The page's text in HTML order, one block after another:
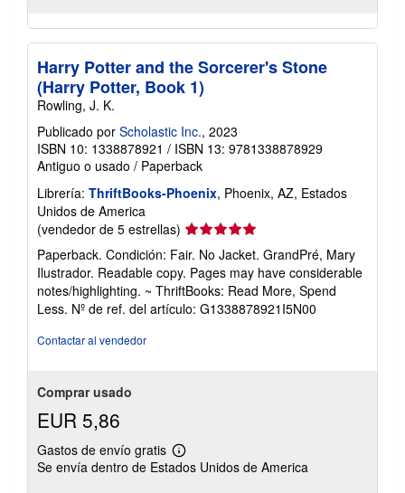
Harry Potter and the Sorcerer's Stone
(Harry Potter, Book 1)
Rowling, J. K.
Publicado por Scholastic Inc., 2023
ISBN 10: 1338878921 / ISBN 13: 9781338878929
Antiguo o usado / Paperback
Librería: ThriftBooks-Phoenix, Phoenix, AZ, Estados
Unidos de America
(vendedor de 5 estrellas) Calificación
del
vendedor:
5
de
5
Paperback. Condición: Fair. No Jacket. GrandPré, Mary
Ilustrador. Readable copy. Pages may have considerable
notes/highlighting. ~ ThriftBooks: Read More, Spend
Less. Nº de ref. del artículo: G1338878921I5N00
Contactar al vendedor
Comprar usado
EUR 5,86
Gastos de envío gratis
Más
información
Se envía dentro de Estados Unidos de America